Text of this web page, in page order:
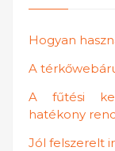
Hogyan
A
A fűtési
hatékony
Jól felszerelt